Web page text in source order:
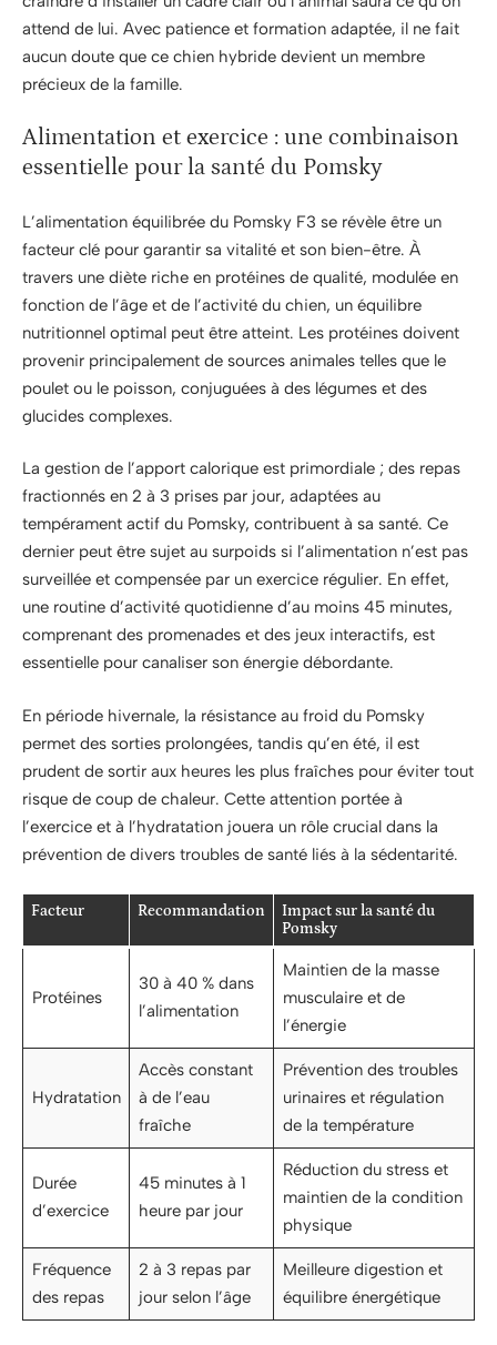
attend de lui. Avec patience et formation adaptée, il ne fait
aucun doute que ce chien hybride devient un membre
précieux de la famille.
Alimentation et exercice : une combinaison
essentielle pour la santé du Pomsky
L’alimentation équilibrée du Pomsky F3 se révèle être un
facteur clé pour garantir sa vitalité et son bien-être. À
travers une diète riche en protéines de qualité, modulée en
fonction de l’âge et de l’activité du chien, un équilibre
nutritionnel optimal peut être atteint. Les protéines doivent
provenir principalement de sources animales telles que le
poulet ou le poisson, conjuguées à des légumes et des
glucides complexes.
La gestion de l’apport calorique est primordiale ; des repas
fractionnés en 2 à 3 prises par jour, adaptées au
tempérament actif du Pomsky, contribuent à sa santé. Ce
dernier peut être sujet au surpoids si l’alimentation n’est pas
surveillée et compensée par un exercice régulier. En effet,
une routine d’activité quotidienne d’au moins 45 minutes,
comprenant des promenades et des jeux interactifs, est
essentielle pour canaliser son énergie débordante.
En période hivernale, la résistance au froid du Pomsky
permet des sorties prolongées, tandis qu’en été, il est
prudent de sortir aux heures les plus fraîches pour éviter tout
risque de coup de chaleur. Cette attention portée à
l’exercice et à l’hydratation jouera un rôle crucial dans la
prévention de divers troubles de santé liés à la sédentarité.
Facteur Recommandation
Impact sur la santé du
Pomsky
Protéines
30 à 40 % dans
l’alimentation
Maintien de la masse
musculaire et de
l’énergie
Hydratation
Accès constant
à de l’eau
fraîche
Prévention des troubles
urinaires et régulation
de la température
Durée
d’exercice
45 minutes à 1
heure par jour
Réduction du stress et
maintien de la condition
physique
Fréquence
des repas
2 à 3 repas par
jour selon l’âge
Meilleure digestion et
équilibre énergétique